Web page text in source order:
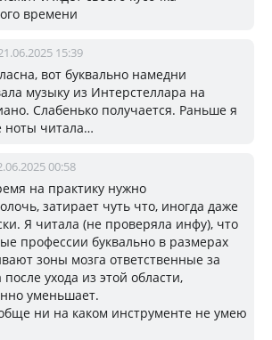
времени
15:39
вот буквально намедни
музыку из Интерстеллара на
Слабенько получается. Раньше я
ноты читала…
00:58
на практику нужно
затирает чуть что, иногда даже
Я читала (не проверяла инфу), что
профессии буквально в размерах
зоны мозга ответственные за
ухода из этой области,
уменьшает.
ни на каком инструменте не умею